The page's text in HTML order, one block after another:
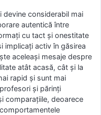
devine considerabil mai
autentică între
cu tact și onestitate
implicați activ în găsirea
aceleași mesaje despre
atât acasă, cât și la
rapid și sunt mai
și părinți
comparațiile, deoarece